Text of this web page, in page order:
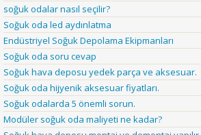
soğuk odalar nasıl seçilir?
Soğuk oda led aydınlatma
Endüstriyel Soğuk Depolama Ekipmanları
Soğuk oda soru cevap
Soğuk hava deposu yedek parça ve aksesuar.
Soğuk oda hijyenik aksesuar fiyatları.
Soğuk odalarda 5 önemli sorun.
Modüler soğuk oda maliyeti ne kadar?